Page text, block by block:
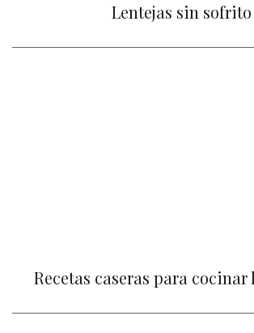
Lentejas sin sofrito
Recetas caseras para cocinar